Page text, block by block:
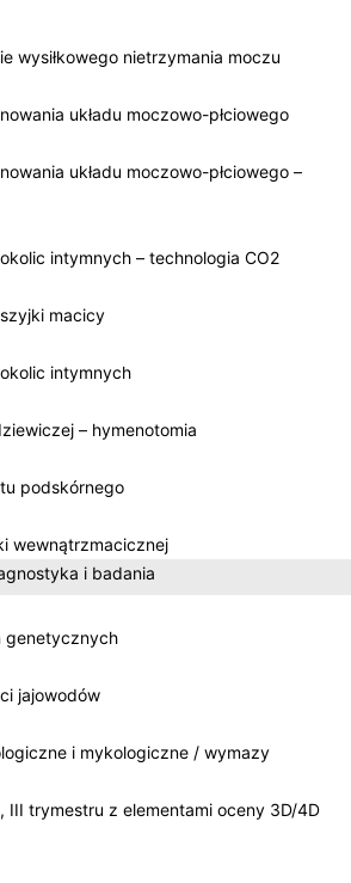
wysiłkowego nietrzymania moczu
układu moczowo-płciowego
układu moczowo-płciowego –
intymnych – technologia CO2
macicy
intymnych
– hymenotomia
podskórnego
wewnątrzmacicznej
i badania
genetycznych
jajowodów
i mykologiczne / wymazy
III trymestru z elementami oceny 3D/4D